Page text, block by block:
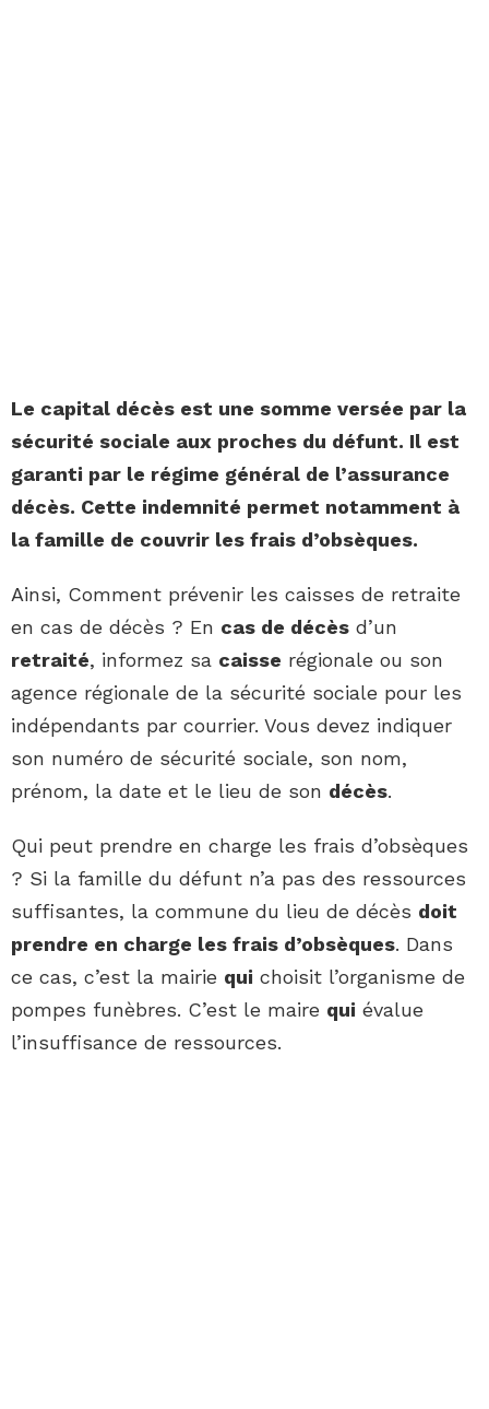
Le capital décès est une somme versée par la
sécurité sociale aux proches du défunt. Il est
garanti par le régime général de l’assurance
décès. Cette indemnité permet notamment à
la famille de couvrir les frais d’obsèques.
Ainsi, Comment prévenir les caisses de retraite
en cas de décès ? En cas de décès d’un
retraité, informez sa caisse régionale ou son
agence régionale de la sécurité sociale pour les
indépendants par courrier. Vous devez indiquer
son numéro de sécurité sociale, son nom,
prénom, la date et le lieu de son décès.
Qui peut prendre en charge les frais d’obsèques
? Si la famille du défunt n’a pas des ressources
suffisantes, la commune du lieu de décès doit
prendre en charge les frais d’obsèques. Dans
ce cas, c’est la mairie qui choisit l’organisme de
pompes funèbres. C’est le maire qui évalue
l’insuffisance de ressources.